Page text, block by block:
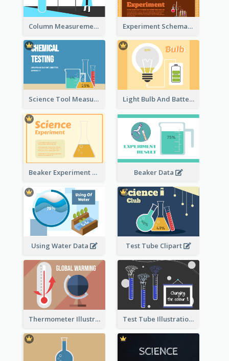
Column Measurement Clipart Experiment Schematic Diagram
Science Tool Measurement Light Bulb And Battery Schematic Diagram
Beaker Experiment Data Beaker Data
Using Water Data Test Tube Clipart
Thermometer Illustration Test Tube Illustration